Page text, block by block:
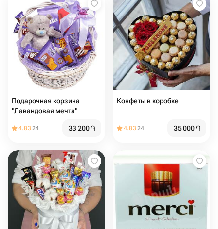
Подарочная корзина
"Лавандовая мечта"
4.8324 33 200֏
Конфеты в коробке
4.8324 35 000֏